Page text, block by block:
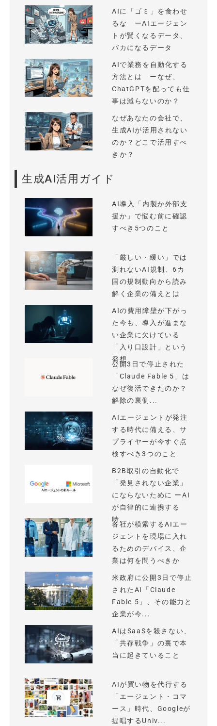
AIに「ゴミ」を食わせ
るな ーAIエージェン
トが賢くなるデータ、
バカになるデータ
AIで業務を自動化する
方法とは ーなぜ、
ChatGPTを配っても仕
事は減らないのか？
なぜあなたの会社で、
生成AIが活用されない
のか？どこで活用すべ
きか？
生成AI活用ガイド
AI導入「内製か外部支
援か」で悩む前に確認
すべき5つのこと
「厳しい・緩い」では
測れないAI規制、6カ
国の規制動向から読み
解く企業の備えとは
AIの費用障壁が下がっ
た今も、導入が進まな
い企業に欠けている
「入り口設計」という
発想
公開3日で停止された
「Claude Fable 5」は
なぜ復活できたのか？
解除の裏側...
AIエージェントが発注
する時代に備える、サ
プライヤーが今すぐ点
検すべき3つのこと
B2B取引の自動化で
「発見されない企業」
にならないために ーAI
が自律的に連携する
時...
各社が模索するAIエー
ジェントを現場に入れ
るためのデバイス、企
業は何を問うべきか
米政府に公開3日で停止
されたAI「Claude
Fable 5」、その能力と
企業が今...
AIはSaaSを殺さない、
「共存戦争」の裏で本
当に起きていること
AIが買い物を代行する
「エージェント・コマ
ース」時代、Googleが
提唱するUniv...